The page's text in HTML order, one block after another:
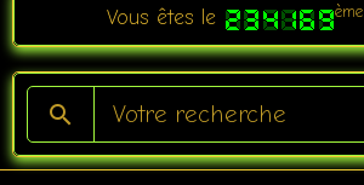
Vous êtes le ème